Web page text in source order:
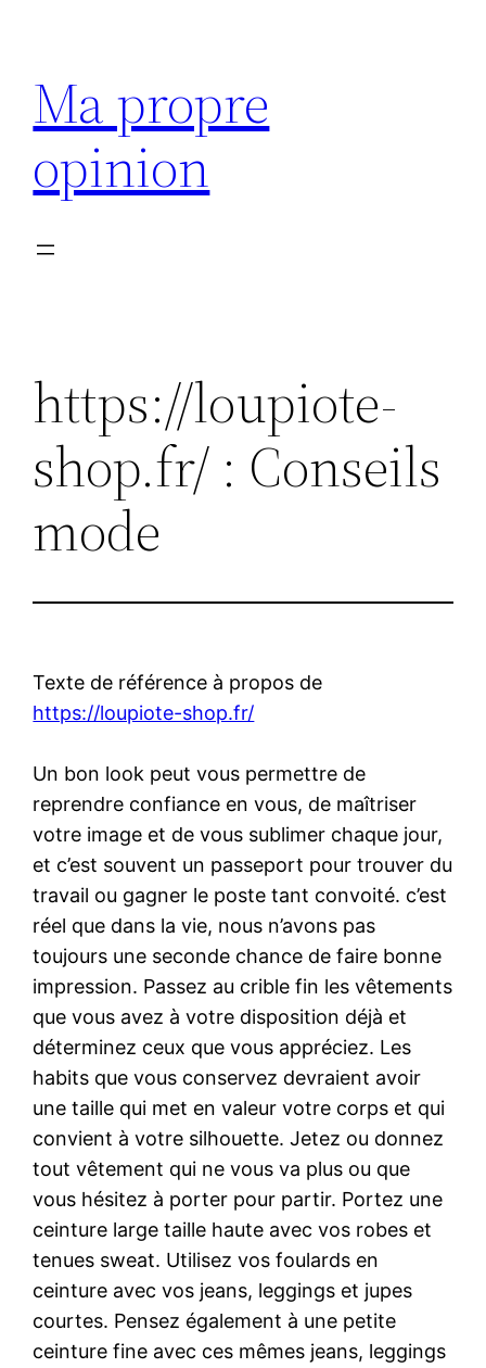
contenu
Ma propre
opinion
https://loupiote-
shop.fr/ : Conseils
mode
Texte de référence à propos de
https://loupiote-shop.fr/
Un bon look peut vous permettre de
reprendre confiance en vous, de maîtriser
votre image et de vous sublimer chaque jour,
et c’est souvent un passeport pour trouver du
travail ou gagner le poste tant convoité. c’est
réel que dans la vie, nous n’avons pas
toujours une seconde chance de faire bonne
impression. Passez au crible fin les vêtements
que vous avez à votre disposition déjà et
déterminez ceux que vous appréciez. Les
habits que vous conservez devraient avoir
une taille qui met en valeur votre corps et qui
convient à votre silhouette. Jetez ou donnez
tout vêtement qui ne vous va plus ou que
vous hésitez à porter pour partir. Portez une
ceinture large taille haute avec vos robes et
tenues sweat. Utilisez vos foulards en
ceinture avec vos jeans, leggings et jupes
courtes. Pensez également à une petite
ceinture fine avec ces mêmes jeans, leggings